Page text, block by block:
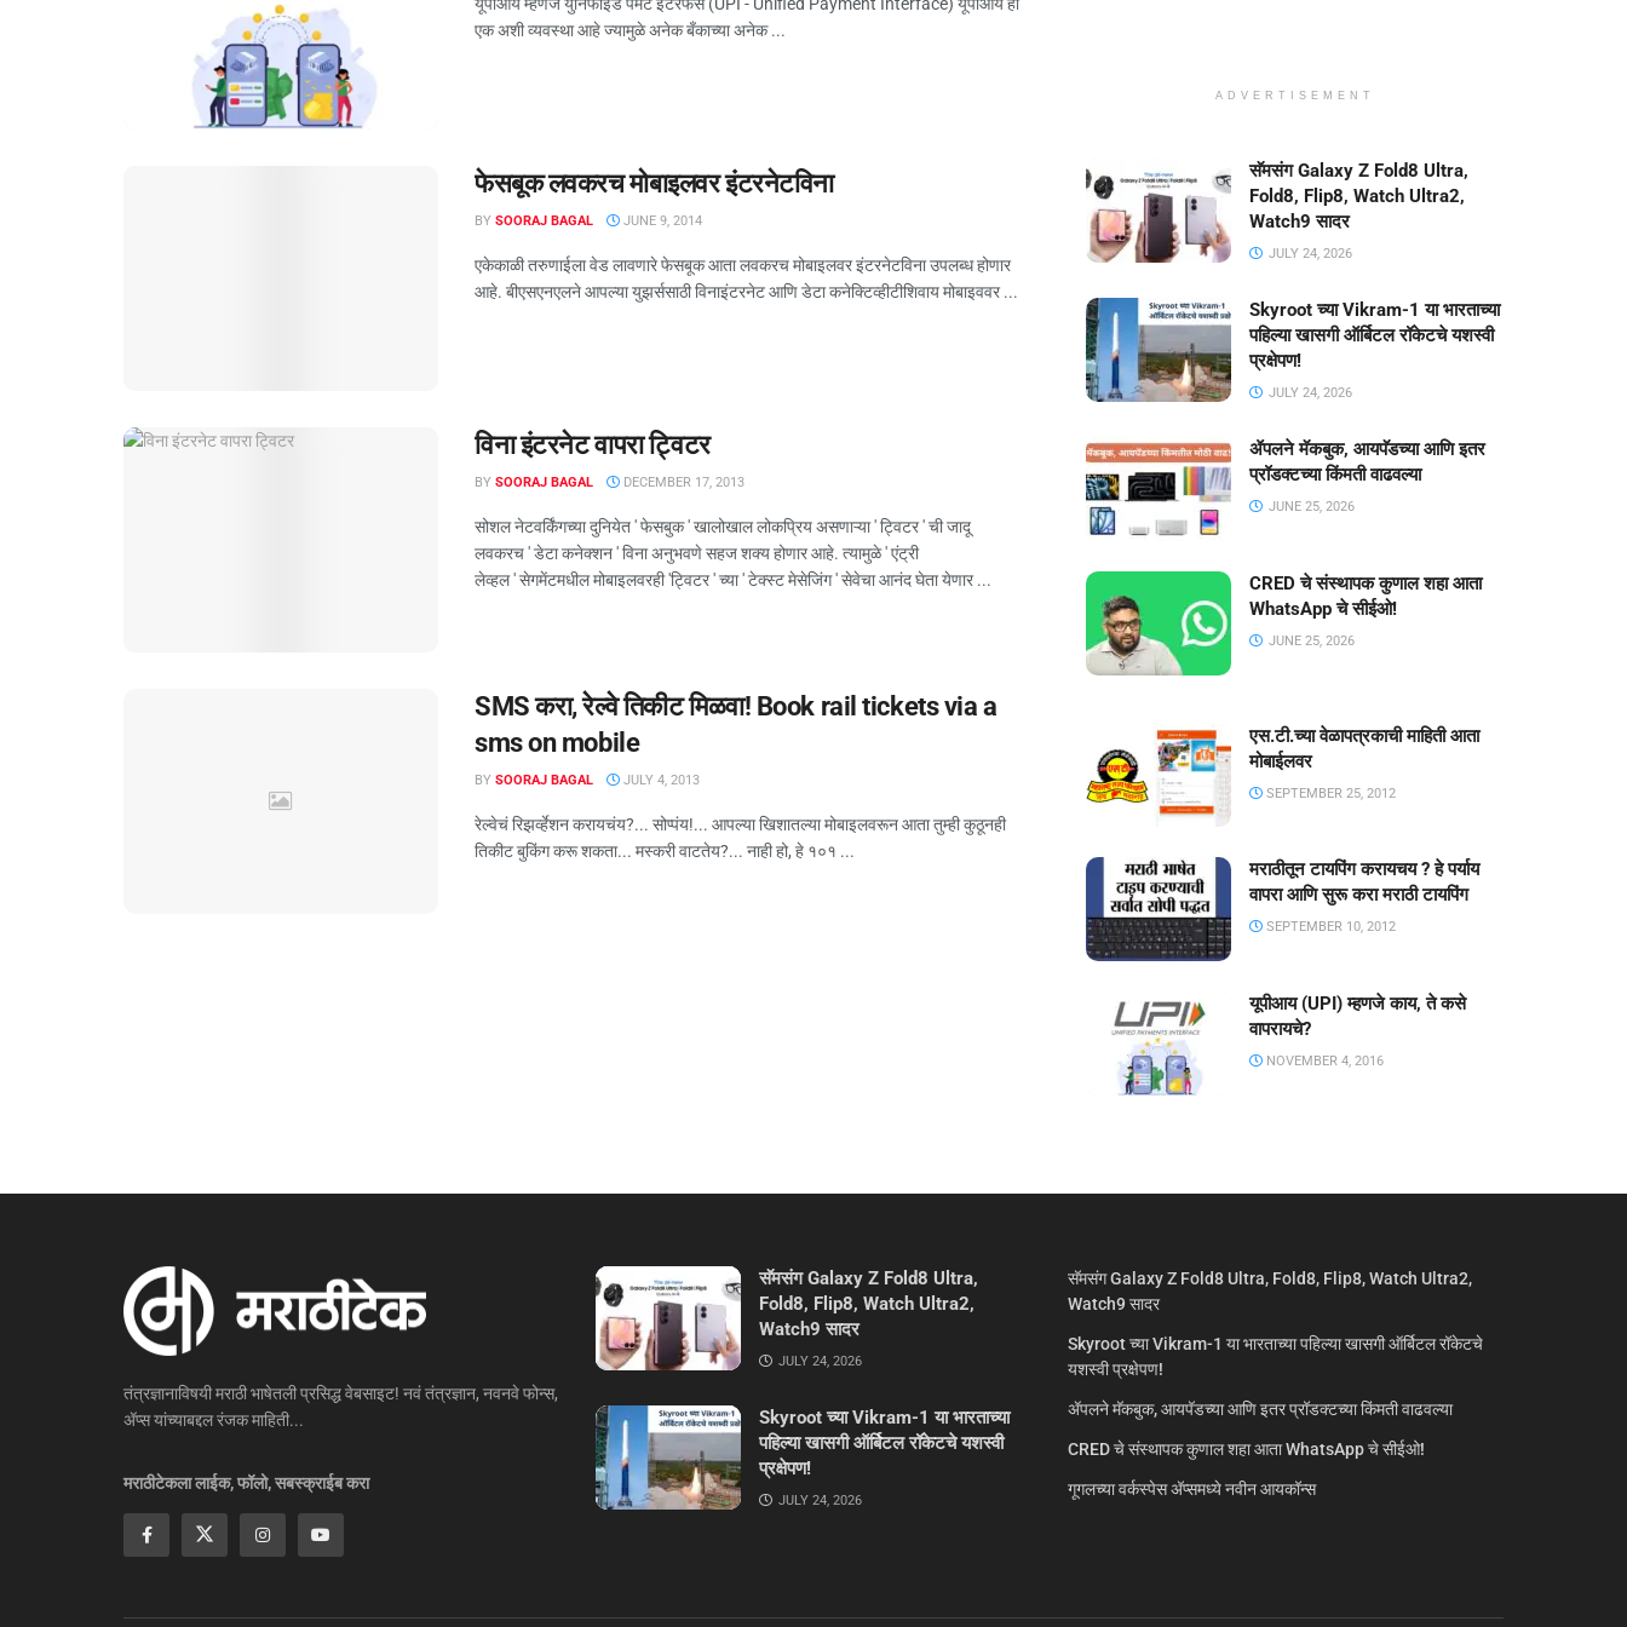
एक अशी व्यवस्था आहे ज्यामुळे अनेक बँकाच्या अनेक ...
फेसबूक लवकरच मोबाइलवर इंटरनेटविना
BY SOORAJ BAGAL JUNE 9, 2014
एकेकाळी तरुणाईला वेड लावणारे फेसबूक आता लवकरच मोबाइलवर इंटरनेटविना उपलब्ध होणार
आहे. बीएसएनएलने आपल्या युझर्ससाठी विनाइंटरनेट आणि डेटा कनेक्टिव्हीटीशिवाय मोबाइववर ...
विना इंटरनेट वापरा ट्विटर
BY SOORAJ BAGAL DECEMBER 17, 2013
सोशल नेटवर्किंगच्या दुनियेत ' फेसबुक ' खालोखाल लोकप्रिय असणाऱ्या ' ट्विटर ' ची जादू
लवकरच ' डेटा कनेक्शन ' विना अनुभवणे सहज शक्य होणार आहे. त्यामुळे ' एंट्री
लेव्हल ' सेगमेंटमधील मोबाइलवरही 'ट्विटर ' च्या ' टेक्स्ट मेसेजिंग ' सेवेचा आनंद घेता येणार ...
SMS करा, रेल्वे तिकीट मिळवा! Book rail tickets via a
sms on mobile
BY SOORAJ BAGAL JULY 4, 2013
रेल्वेचं रिझर्व्हेशन करायचंय?... सोप्पंय!... आपल्या खिशातल्या मोबाइलवरून आता तुम्ही कुठूनही
तिकीट बुकिंग करू शकता... मस्करी वाटतेय?... नाही हो, हे १०१ ...
ADVERTISEMENT
सॅमसंग Galaxy Z Fold8 Ultra,
Fold8, Flip8, Watch Ultra2,
Watch9 सादर
JULY 24, 2026
Skyroot च्या Vikram-1 या भारताच्या
पहिल्या खासगी ऑर्बिटल रॉकेटचे यशस्वी
प्रक्षेपण!
JULY 24, 2026
ॲपलने मॅकबुक, आयपॅडच्या आणि इतर
प्रॉडक्टच्या किंमती वाढवल्या
JUNE 25, 2026
CRED चे संस्थापक कुणाल शहा आता
WhatsApp चे सीईओ!
JUNE 25, 2026
एस.टी.च्या वेळापत्रकाची माहिती आता
मोबाईलवर
SEPTEMBER 25, 2012
मराठीतून टायपिंग करायचय ? हे पर्याय
वापरा आणि सुरू करा मराठी टायपिंग
SEPTEMBER 10, 2012
यूपीआय (UPI) म्हणजे काय, ते कसे
वापरायचे?
NOVEMBER 4, 2016
तंत्रज्ञानाविषयी मराठी भाषेतली प्रसिद्ध वेबसाइट! नवं तंत्रज्ञान, नवनवे फोन्स,
ॲप्स यांच्याबद्दल रंजक माहिती...
मराठीटेकला लाईक, फॉलो, सबस्क्राईब करा
सॅमसंग Galaxy Z Fold8 Ultra,
Fold8, Flip8, Watch Ultra2,
Watch9 सादर
JULY 24, 2026
Skyroot च्या Vikram-1 या भारताच्या
पहिल्या खासगी ऑर्बिटल रॉकेटचे यशस्वी
प्रक्षेपण!
JULY 24, 2026
सॅमसंग Galaxy Z Fold8 Ultra, Fold8, Flip8, Watch Ultra2,
Watch9 सादर
Skyroot च्या Vikram-1 या भारताच्या पहिल्या खासगी ऑर्बिटल रॉकेटचे
यशस्वी प्रक्षेपण!
ॲपलने मॅकबुक, आयपॅडच्या आणि इतर प्रॉडक्टच्या किंमती वाढवल्या
CRED चे संस्थापक कुणाल शहा आता WhatsApp चे सीईओ!
गूगलच्या वर्कस्पेस अ‍ॅप्समध्ये नवीन आयकॉन्स